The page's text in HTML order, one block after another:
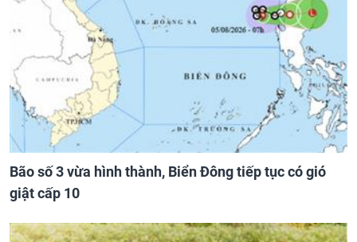
Bão số 3 vừa hình thành, Biển Đông tiếp tục có gió
giật cấp 10